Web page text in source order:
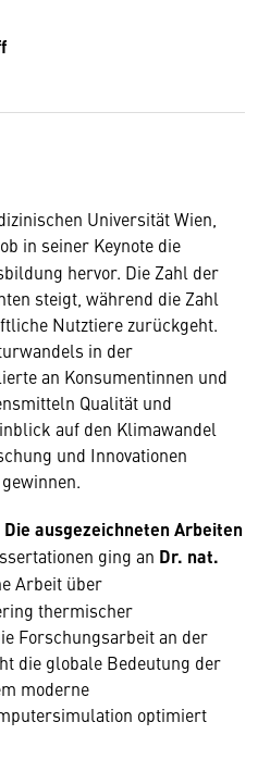
Universität Wien,
in seiner Keynote die
hervor. Die Zahl der
steigt, während die Zahl
Nutztiere zurückgeht.
in der
an Konsumentinnen und
Qualität und
auf den Klimawandel
und Innovationen
Die ausgezeichneten Arbeiten
ging an Dr. nat.
Arbeit über
thermischer
Forschungsarbeit an der
die globale Bedeutung der
moderne
optimiert